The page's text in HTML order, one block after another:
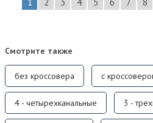
Смотрите также
без кроссовера с
4 - четырехканальные 3 -